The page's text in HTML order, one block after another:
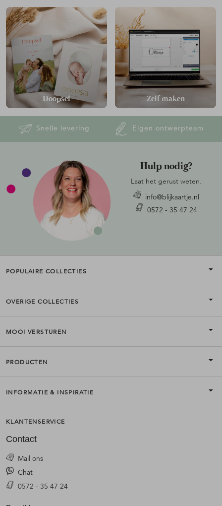
Doopsel Zelf maken
Snelle levering Eigen ontwerpteam
Hulp nodig?
Laat het gerust weten.
info@blijkaartje.nl
0572 - 35 47 24
POPULAIRE COLLECTIES
OVERIGE COLLECTIES
MOOI VERSTUREN
PRODUCTEN
INFORMATIE & INSPIRATIE
KLANTENSERVICE
Contact
Mail ons
Chat
0572 - 35 47 24